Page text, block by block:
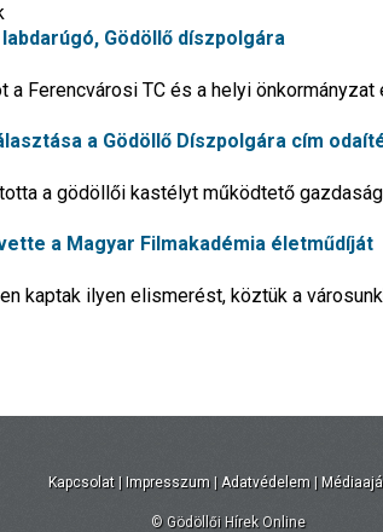
Gödöllő díszpolgára
Ferencvárosi TC és a helyi önkormányzat
a Gödöllő Díszpolgára cím
a gödöllői kastélyt működtető
a Magyar Filmakadémia életműdíját
kaptak ilyen elismerést, köztük a
Kapcsolat | Impresszum | Adatvédelem |
© Gödöllői Hírek Online